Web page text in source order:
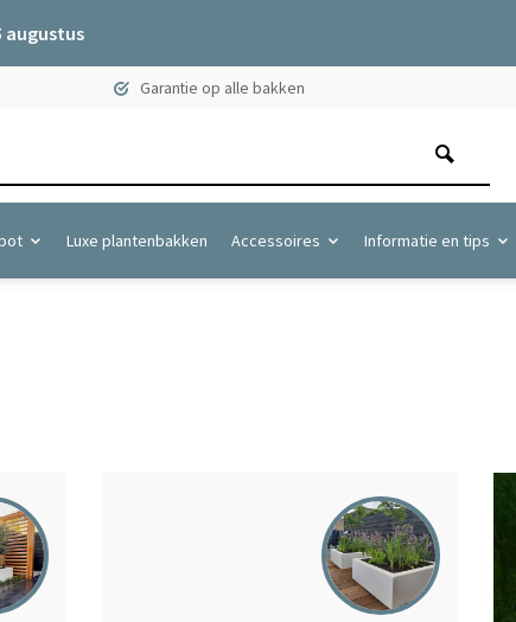
augustus
Garantie op alle bakken
Luxe plantenbakken Accessoires Informatie en tips